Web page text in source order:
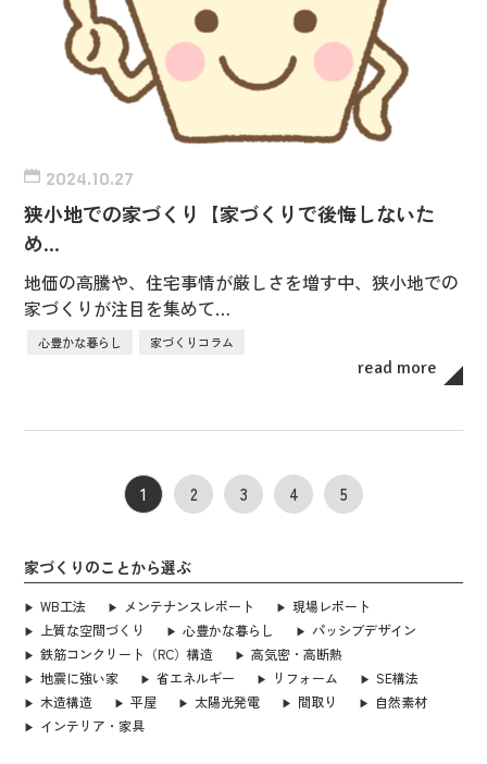
2024.10.27
狭小地での家づくり【家づくりで後悔しないた
め…
地価の高騰や、住宅事情が厳しさを増す中、狭小地での
家づくりが注目を集めて…
心豊かな暮らし 家づくりコラム
read more
1 2 3 4 5
家づくりのことから選ぶ
WB工法 メンテナンスレポート
現場レポート
上質な空間づくり
心豊かな暮らし
パッシブデザイン
鉄筋コンクリート（RC）構造
高気密・高断熱
地震に強い家
省エネルギー リフォーム
SE構法
木造構造
平屋 太陽光発電 間取り
自然素材
インテリア・家具